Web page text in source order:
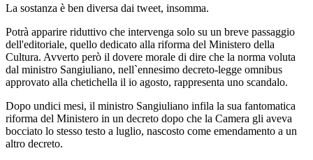
La sostanza è ben diversa dai tweet, insomma.
Potrà apparire riduttivo che intervenga solo su un breve passaggio
dell'editoriale, quello dedicato alla riforma del Ministero della
Cultura. Avverto però il dovere morale di dire che la norma voluta
dal ministro Sangiuliano, nell`ennesimo decreto-legge omnibus
approvato alla chetichella il io agosto, rappresenta uno scandalo.
Dopo undici mesi, il ministro Sangiuliano infila la sua fantomatica
riforma del Ministero in un decreto dopo che la Camera gli aveva
bocciato lo stesso testo a luglio, nascosto come emendamento a un
altro decreto.